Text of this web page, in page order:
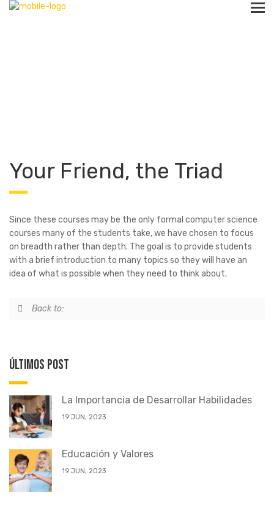
Your Friend, the Triad
Since these courses may be the only formal computer science
courses many of the students take, we have chosen to focus
on breadth rather than depth. The goal is to provide students
with a brief introduction to many topics so they will have an
idea of what is possible when they need to think about.
Back to:
Últimos POST
La Importancia de Desarrollar Habilidades
19 JUN, 2023
Educación y Valores
19 JUN, 2023